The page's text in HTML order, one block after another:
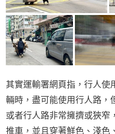
其實運輸署網頁指，行人使
輛時，盡可能使用行人路，
或者行人路非常擁擠或狹窄
推車，並且穿著鮮色、淺色